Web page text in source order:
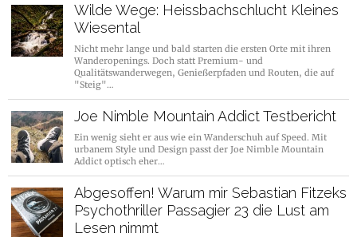
Wilde Wege: Heissbachschlucht Kleines
Wiesental
Nicht mehr lange und bald starten die ersten Orte mit ihren
Wanderopenings. Doch statt Premium- und
Qualitätswanderwegen, Genießerpfaden und Routen, die auf
"Steig"…
Joe Nimble Mountain Addict Testbericht
Ein wenig sieht er aus wie ein Wanderschuh auf Speed. Mit
urbanem Style und Design passt der Joe Nimble Mountain
Addict optisch eher…
Abgesoffen! Warum mir Sebastian Fitzeks
Psychothriller Passagier 23 die Lust am
Lesen nimmt